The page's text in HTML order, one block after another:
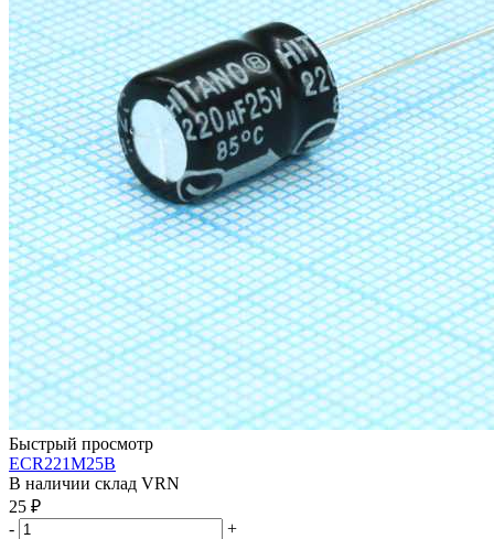
Быстрый просмотр
ECR221M25B
В наличии склад VRN
25 ₽
-
+